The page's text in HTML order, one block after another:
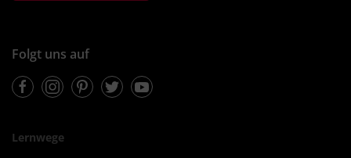
Folgt uns auf
FacebookInstagramPinterestTwitterYoutube
Lernwege